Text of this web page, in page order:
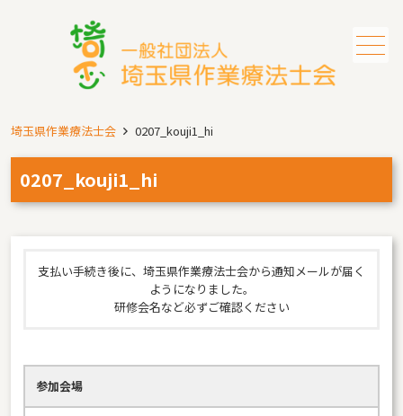
埼玉県作業療法士会 0207_kouji1_hi
0207_kouji1_hi
支払い手続き後に、埼玉県作業療法士会から通知メールが届く
ようになりました。
研修会名など必ずご確認ください
参加会場